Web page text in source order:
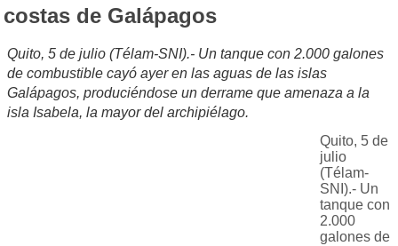
costas de Galápagos
Quito, 5 de julio (Télam-SNI).- Un tanque con 2.000 galones
de combustible cayó ayer en las aguas de las islas
Galápagos, produciéndose un derrame que amenaza a la
isla Isabela, la mayor del archipiélago.
Quito, 5 de
julio
(Télam-
SNI).- Un
tanque con
2.000
galones de